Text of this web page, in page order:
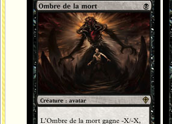
Ombre de la mort